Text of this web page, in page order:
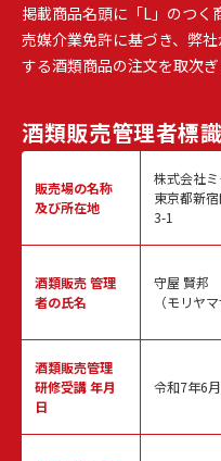
掲載商品名頭に「L」のつく
売媒介業免許に基づき、弊
する酒類商品の注文を取次ぎ
酒類販売管理者標識
販売場の名称
及び所在地
酒類販売管理
者の氏名
酒類販売管理
研修受講 年月
日
株式会社
東京都新
3-1
守屋 賢邦
（モリヤ
令和7年6